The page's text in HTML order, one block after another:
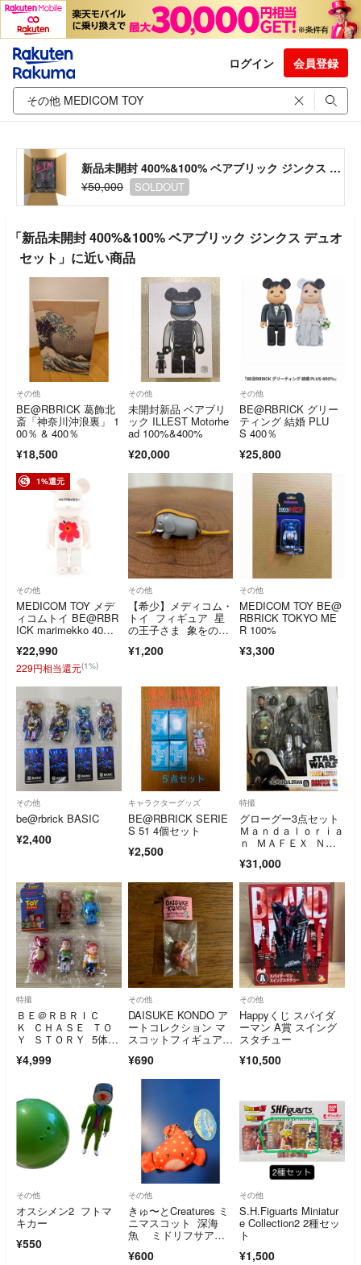
ログイン 会員登録
新品未開封 400%&100% ベアブリック ジンクス デュオセット
¥50,000
SOLDOUT
「新品未開封 400%&100% ベアブリック ジンクス デュオ
セット」に近い商品
その他
BE@RBRICK 葛飾北
斎「神奈川沖浪裏」 1
00％ & 400％
¥18,500
その他
未開封新品 ベアブリ
ック ILLEST Motorhe
ad 100%&400%
¥20,000
その他
BE@RBRICK グリー
ティング 結婚 PLU
S 400％
¥25,800
1%還元
その他
MEDICOM TOY メデ
ィコムトイ BE@RBR
ICK marimekko 40
リメッコ フィギュ
ア 人形 ホワイト
¥22,990
229円相当還元(1%)
その他
【希少】メディコム・
トイ フィギュア 星
の王子さま 象をのん
¥1,200
その他
MEDICOM TOY BE@
RBRICK TOKYO ME
R 100%
¥3,300
その他
be@rbrick BASIC
¥2,400
キャラクターグッズ
BE@RBRICK SERIE
S 51 4個セット
¥2,500
特撮
グローグー3点セット
Ｍａｎｄａｌｏｒｉａ
ｎ ＭＡＦＥＸ Ｎ
¥31,000
特撮
ＢＥ＠ＲＢＲＩＣ
Ｋ ＣＨＡＳＥ ＴＯ
Ｙ ＳＴＯＲＹ 5体セ
¥4,999
その他
DAISUKE KONDO ア
ートコレクション マ
スコットフィギュア
¥690
その他
Happyくじ スパイダ
ーマン A賞 スイング
スタチュー
¥10,500
その他
オスシメン2 フトマ
キカー
¥550
その他
きゅ〜とCreatures ミ
ニマスコット 深海
魚 ミドリフサアン
¥600
その他
S.H.Figuarts Miniatur
e Collection2 2種セッ
ト
¥1,500